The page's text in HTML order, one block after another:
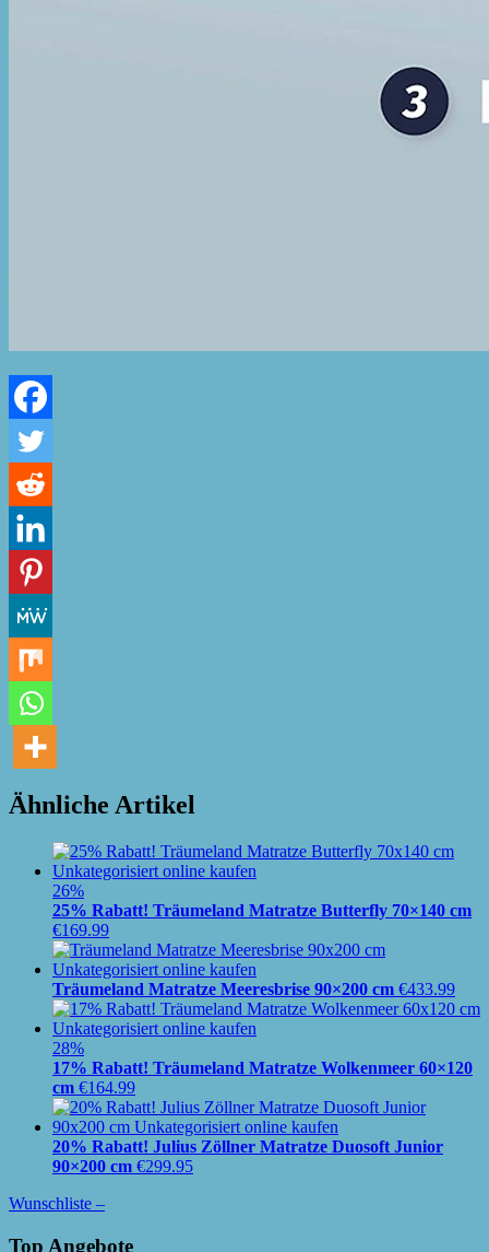
Ähnliche Artikel
26%
25% Rabatt! Träumeland Matratze Butterfly 70×140 cm
€169.99
Träumeland Matratze Meeresbrise 90×200 cm €433.99
28%
17% Rabatt! Träumeland Matratze Wolkenmeer 60×120
cm €164.99
20% Rabatt! Julius Zöllner Matratze Duosoft Junior
90×200 cm €299.95
Wunschliste –
Top Angebote